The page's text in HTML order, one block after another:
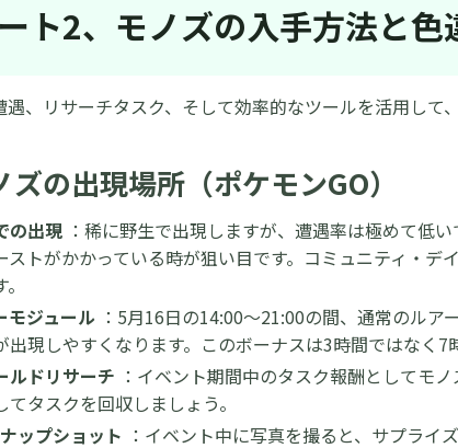
ト2、モノズの入手方法と
遇、リサーチタスク、そして効率的なツールを活用し
ズの出現場所（ポケモンGO）
の出現 ：稀に野生で出現しますが、遭遇率は極めて低
ストがかかっている時が狙い目です。コミュニティ・
モジュール ：5月16日の14:00～21:00の間、通常のル
出現しやすくなります。このボーナスは3時間ではなく7
ルドリサーチ ：イベント期間中のタスク報酬としてモ
てタスクを回収しましょう。
ップショット ：イベント中に写真を撮ると、サプラ